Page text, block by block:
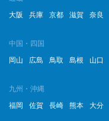
大阪
兵庫 京都 滋賀 奈良
中国・四国
岡山
広島 鳥取 島根 山口
九州・沖縄
福岡
佐賀 長崎 熊本 大分